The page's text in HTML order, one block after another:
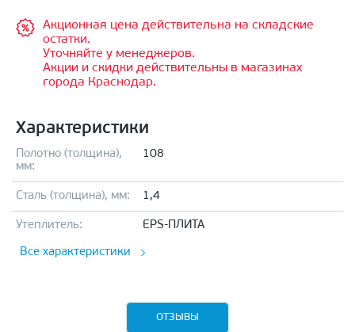
Акционная цена действительна на складские
остатки.
Уточняйте у менеджеров.
Акции и скидки действительны в магазинах
города Краснодар.
Характеристики
Полотно (толщина),
мм:
108
Сталь (толщина), мм: 1,4
Утеплитель: EPS-ПЛИТА
Все характеристики
ОТЗЫВЫ